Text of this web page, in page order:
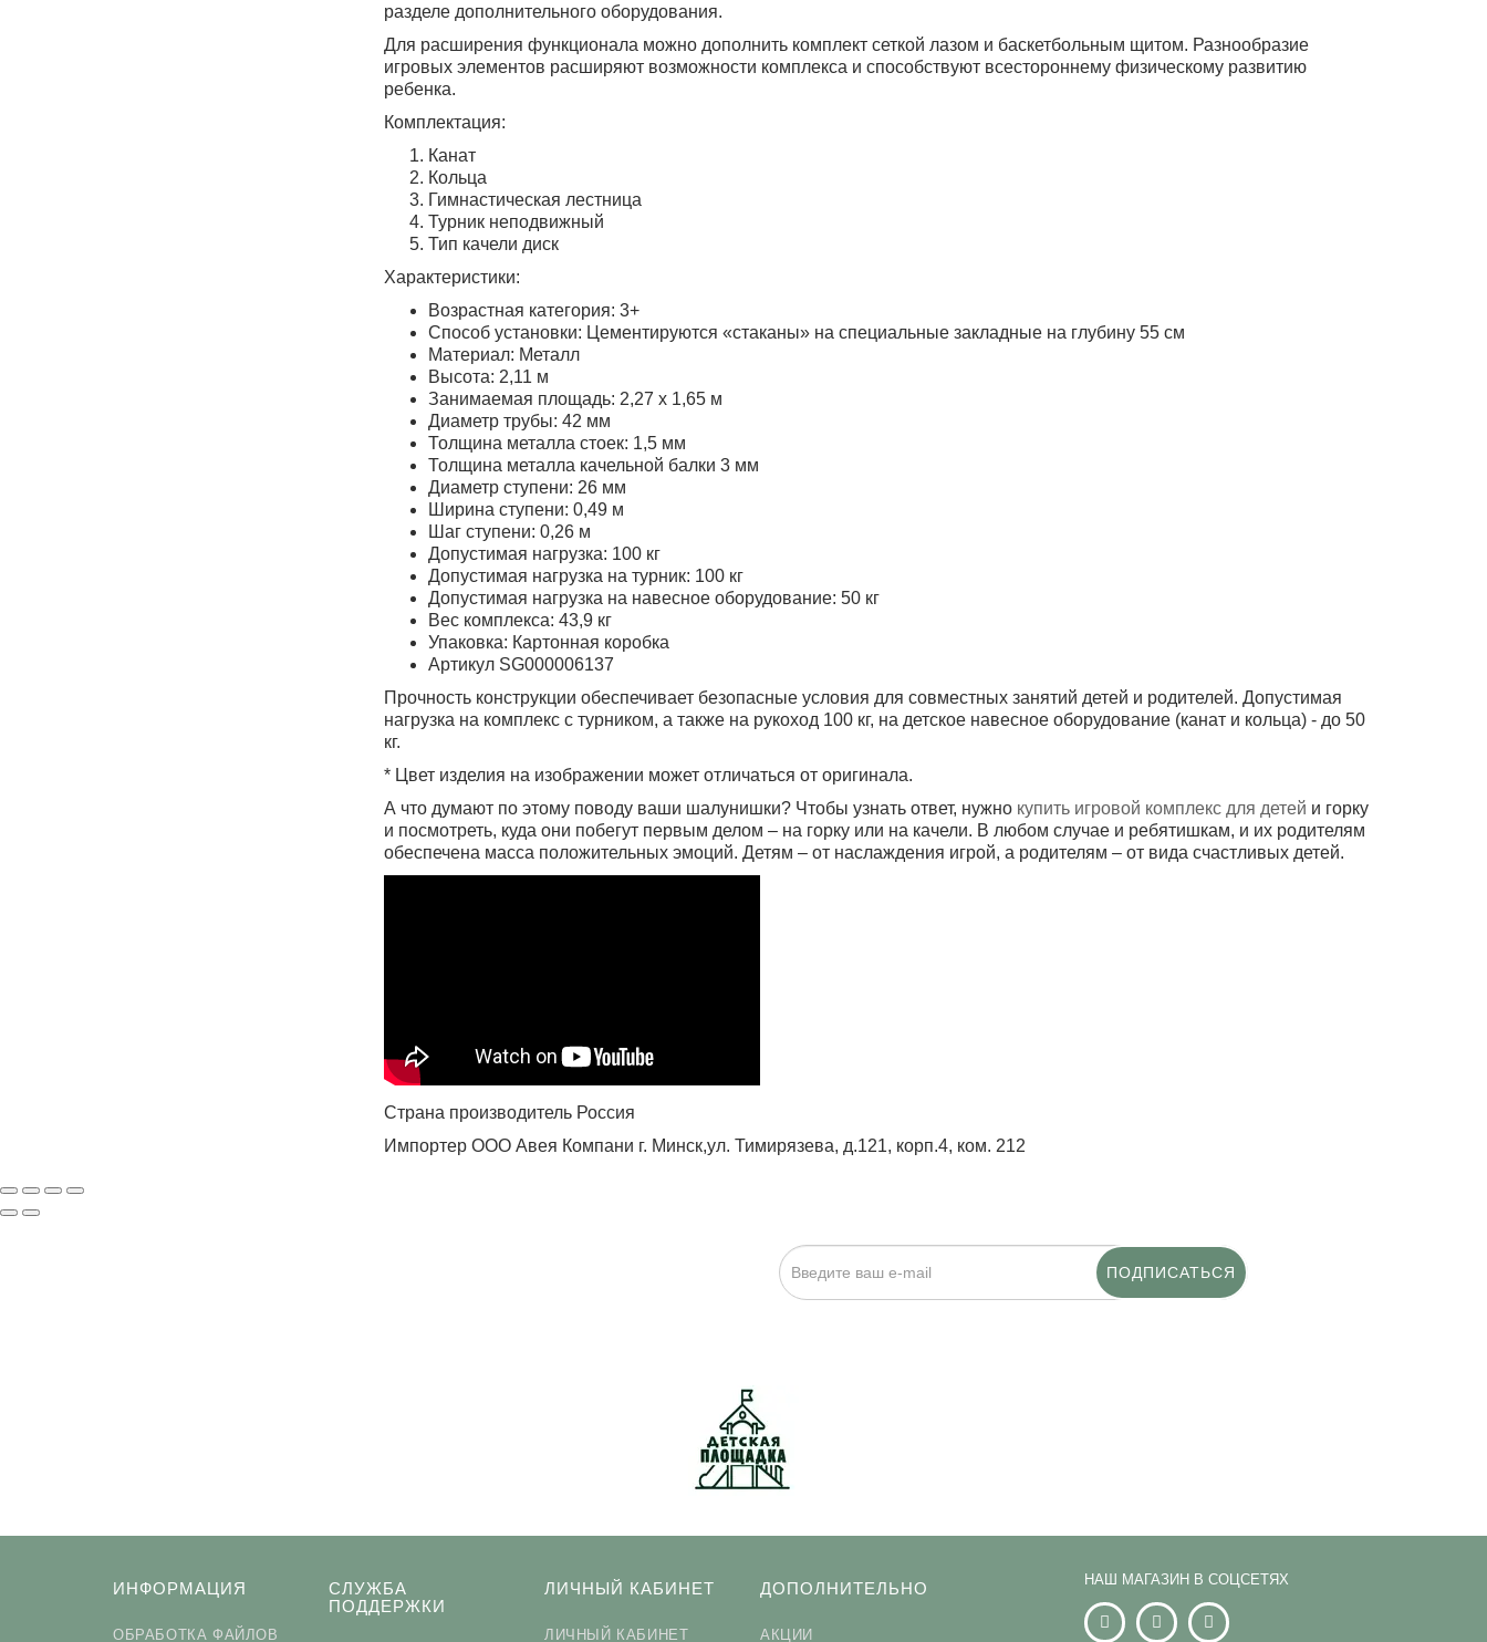
разделе дополнительного оборудования.
Для расширения функционала можно дополнить комплект сеткой лазом и баскетбольным щитом. Разнообразие
игровых элементов расширяют возможности комплекса и способствуют всестороннему физическому развитию
ребенка.
Комплектация:
Канат
Кольца
Гимнастическая лестница
Турник неподвижный
Тип качели диск
Характеристики:
Возрастная категория: 3+
Способ установки: Цементируются «стаканы» на специальные закладные на глубину 55 см
Материал: Металл
Высота: 2,11 м
Занимаемая площадь: 2,27 х 1,65 м
Диаметр трубы: 42 мм
Толщина металла стоек: 1,5 мм
Толщина металла качельной балки 3 мм
Диаметр ступени: 26 мм
Ширина ступени: 0,49 м
Шаг ступени: 0,26 м
Допустимая нагрузка: 100 кг
Допустимая нагрузка на турник: 100 кг
Допустимая нагрузка на навесное оборудование: 50 кг
Вес комплекса: 43,9 кг
Упаковка: Картонная коробка
Артикул SG000006137
Прочность конструкции обеспечивает безопасные условия для совместных занятий детей и родителей. Допустимая
нагрузка на комплекс с турником, а также на рукоход 100 кг, на детское навесное оборудование (канат и кольца) - до 50
кг.
* Цвет изделия на изображении может отличаться от оригинала.
А что думают по этому поводу ваши шалунишки? Чтобы узнать ответ, нужно купить игровой комплекс для детей и горку
и посмотреть, куда они побегут первым делом – на горку или на качели. В любом случае и ребятишкам, и их родителям
обеспечена масса положительных эмоций. Детям – от наслаждения игрой, а родителям – от вида счастливых детей.
Страна производитель Россия
Импортер ООО Авея Компани г. Минск,ул. Тимирязева, д.121, корп.4, ком. 212
ПОДПИСАТЬСЯ
ИНФОРМАЦИЯ
ОБРАБОТКА ФАЙЛОВ
СЛУЖБА
ПОДДЕРЖКИ
ЛИЧНЫЙ КАБИНЕТ
ЛИЧНЫЙ КАБИНЕТ
ДОПОЛНИТЕЛЬНО
АКЦИИ
НАШ МАГАЗИН В СОЦСЕТЯХ